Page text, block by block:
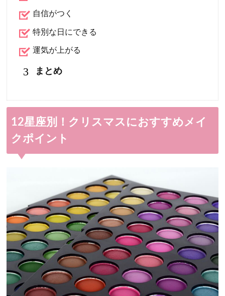
自信がつく
特別な日にできる
運気が上がる
3 まとめ
12星座別！クリスマスにおすすめメイ
クポイント